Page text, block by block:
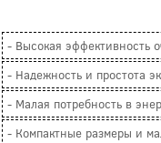
- Высокая эффективность
- Надежность и простота
- Малая потребность в
- Компактные размеры и